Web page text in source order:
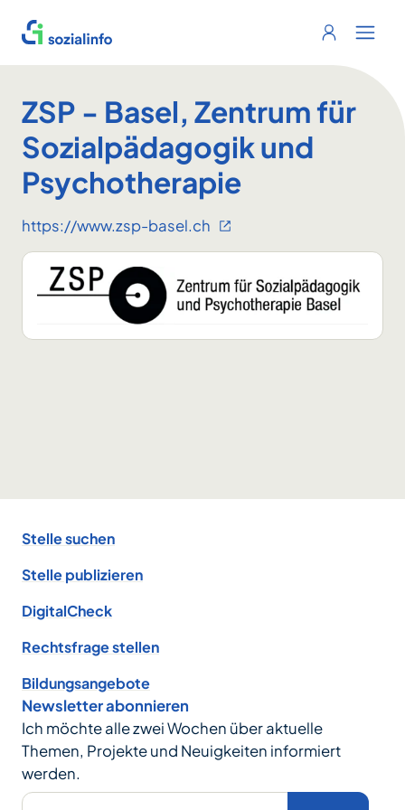
Sozialinfo
Login
ZSP - Basel, Zentrum für
Sozialpädagogik und
Psychotherapie
https://www.zsp-basel.ch
Stelle suchen
Stelle publizieren
DigitalCheck
Rechtsfrage stellen
Bildungsangebote
Newsletter abonnieren
Ich möchte alle zwei Wochen über aktuelle
Themen, Projekte und Neuigkeiten informiert
werden.